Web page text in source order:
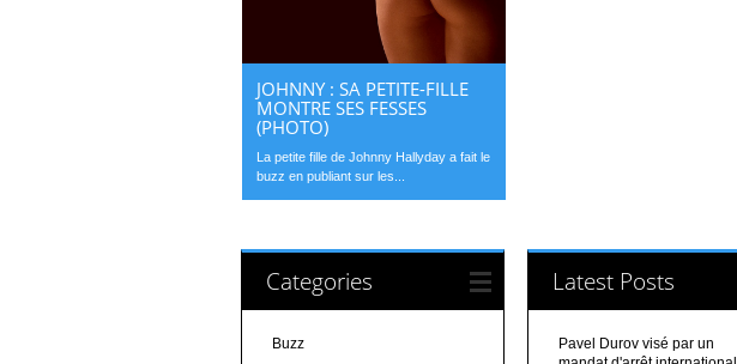
JOHNNY : SA PETITE-FILLE
MONTRE SES FESSES
(PHOTO)
La petite fille de Johnny Hallyday a fait le
buzz en publiant sur les...
Categories
Buzz
Latest Posts
Pavel Durov visé par un